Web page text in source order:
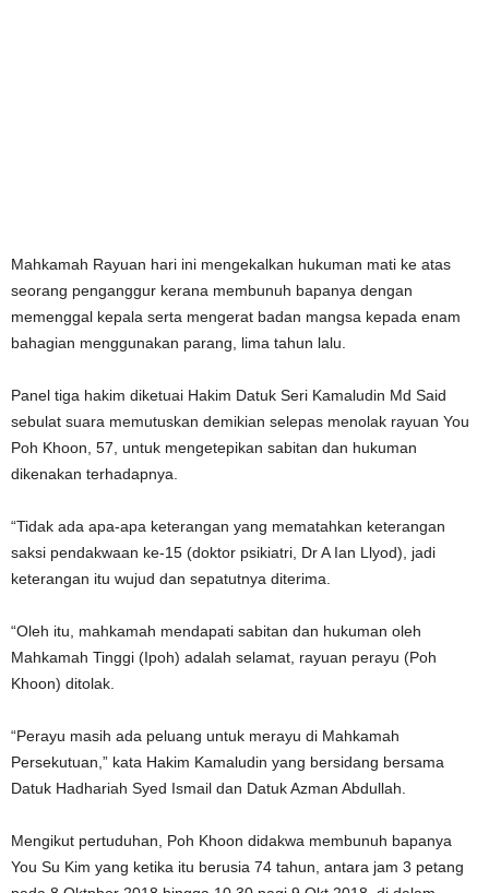
Mahkamah Rayuan hari ini mengekalkan hukuman mati ke atas
seorang penganggur kerana membunuh bapanya dengan
memenggal kepala serta mengerat badan mangsa kepada enam
bahagian menggunakan parang, lima tahun lalu.
Panel tiga hakim diketuai Hakim Datuk Seri Kamaludin Md Said
sebulat suara memutuskan demikian selepas menolak rayuan You
Poh Khoon, 57, untuk mengetepikan sabitan dan hukuman
dikenakan terhadapnya.
“Tidak ada apa-apa keterangan yang mematahkan keterangan
saksi pendakwaan ke-15 (doktor psikiatri, Dr A Ian Llyod), jadi
keterangan itu wujud dan sepatutnya diterima.
“Oleh itu, mahkamah mendapati sabitan dan hukuman oleh
Mahkamah Tinggi (Ipoh) adalah selamat, rayuan perayu (Poh
Khoon) ditolak.
“Perayu masih ada peluang untuk merayu di Mahkamah
Persekutuan,” kata Hakim Kamaludin yang bersidang bersama
Datuk Hadhariah Syed Ismail dan Datuk Azman Abdullah.
Mengikut pertuduhan, Poh Khoon didakwa membunuh bapanya
You Su Kim yang ketika itu berusia 74 tahun, antara jam 3 petang